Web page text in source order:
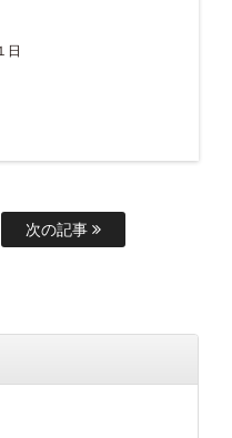
次の記事